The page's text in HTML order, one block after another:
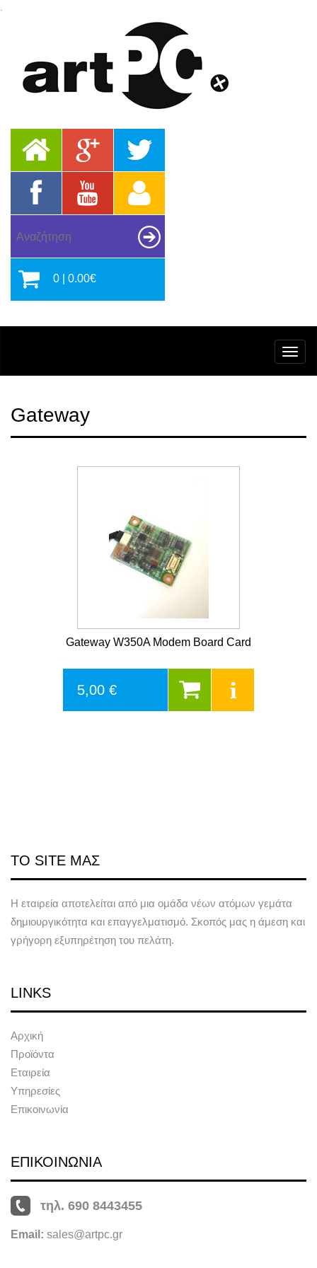
0 | 0.00€
Gateway
Gateway W350A Modem Board Card
5,00 €
ΤΟ SITE ΜΑΣ
Η εταιρεία αποτελείται από μια ομάδα νέων ατόμων γεμάτα
δημιουργικότητα και επαγγελματισμό. Σκοπός μας η άμεση και
γρήγορη εξυπηρέτηση του πελάτη.
LINKS
Αρχική
Προϊόντα
Εταιρεία
Υπηρεσίες
Επικοινωνία
ΕΠΙΚΟΙΝΩΝΙΑ
τηλ. 690 8443455
Email: sales@artpc.gr